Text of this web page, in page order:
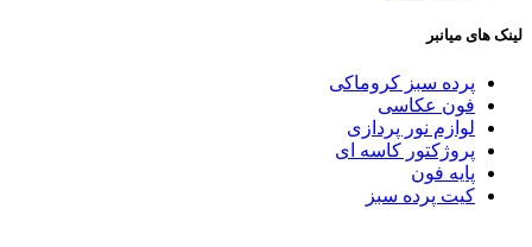
لینک های میانبر
پرده سبز کروماکی
فون عکاسی
لوازم نور پردازی
پروژکتور کاسه ای
پایه فون
کیت پرده سبز